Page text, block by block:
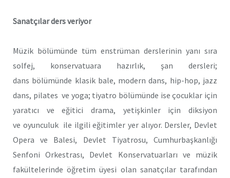
Sanatçılar ders veriyor
Müzik bölümünde tüm enstrüman derslerinin yanı sıra
solfej, konservatuara hazırlık, şan dersleri;
dans bölümünde klasik bale, modern dans, hip-hop, jazz
dans, pilates ve yoga; tiyatro bölümünde ise çocuklar için
yaratıcı ve eğitici drama, yetişkinler için diksiyon
ve oyunculuk ile ilgili eğitimler yer alıyor. Dersler, Devlet
Opera ve Balesi, Devlet Tiyatrosu, Cumhurbaşkanlığı
Senfoni Orkestrası, Devlet Konservatuarları ve müzik
fakültelerinde öğretim üyesi olan sanatçılar tarafından